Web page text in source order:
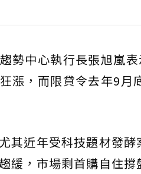
勢中心執行長張旭嵐
漲，而限貸令去年9
其近年受科技題材發
緩，市場剩首購自住